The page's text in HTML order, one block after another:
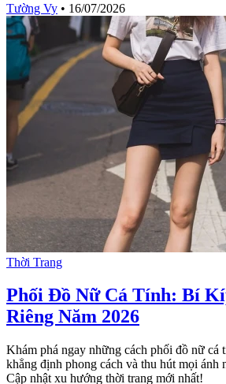
Tường Vy • 16/07/2026
Thời Trang
Phối Đồ Nữ Cá Tính: Bí
Riêng Năm 2026
Khám phá ngay những cách phối đồ nữ cá
khẳng định phong cách và thu hút mọi ánh
Cập nhật xu hướng thời trang mới nhất!